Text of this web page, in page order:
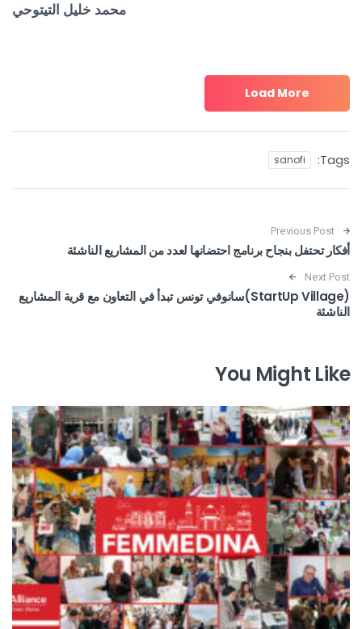
محمد خليل التيتوحي
Load More
Tags:
sanofi
Post navigation
Previous Post
أفكار تحتفل بنجاح برنامج احتضانها لعدد من المشاريع الناشئة
Next Post
(StartUp Village)سانوفي تونس تبدأ في التعاون مع قرية المشاريع
الناشئة
You Might Like